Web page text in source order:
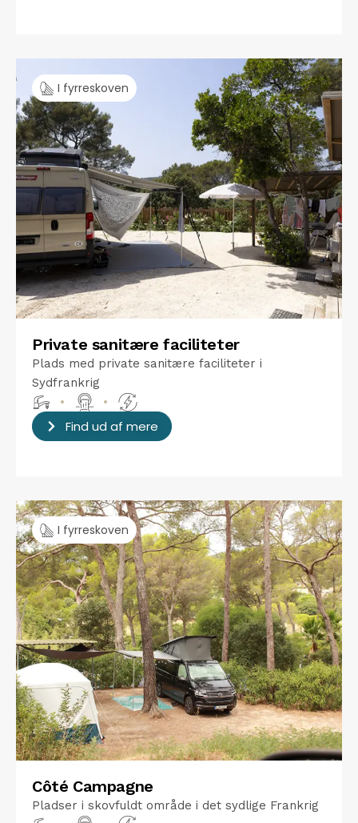
I fyrreskoven
Private sanitære faciliteter
Plads med private sanitære faciliteter i
Sydfrankrig
•
•
Find ud af mere
I fyrreskoven
Côté Campagne
Pladser i skovfuldt område i det sydlige Frankrig